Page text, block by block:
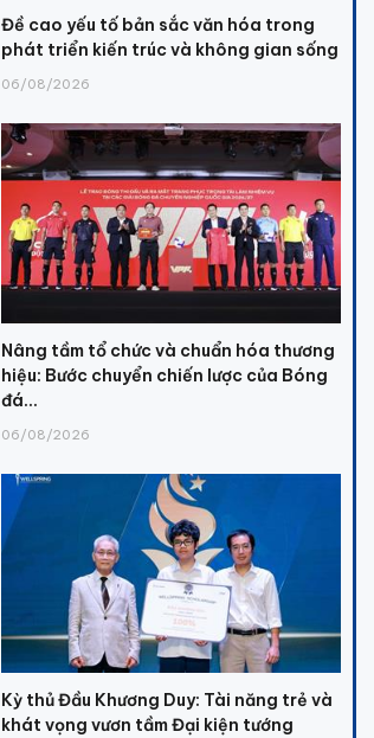
Đề cao yếu tố bản sắc văn hóa trong
phát triển kiến trúc và không gian sống
06/08/2026
Nâng tầm tổ chức và chuẩn hóa thương
hiệu: Bước chuyển chiến lược của Bóng
đá...
06/08/2026
Kỳ thủ Đầu Khương Duy: Tài năng trẻ và
khát vọng vươn tầm Đại kiện tướng